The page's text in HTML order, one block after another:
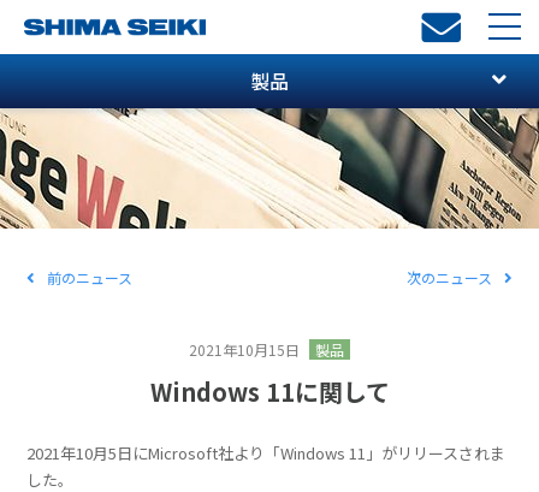
製品
次のニュース
前のニュース
2021年10月15日 製品
Windows 11に関して
2021年10月5日にMicrosoft社より「Windows 11」がリリースされま
した。